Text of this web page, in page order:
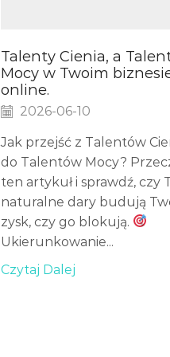
Talenty Cienia, a
Mocy w Twoim
online.
2026-06-10
Jak przejść z Talentów
do Talentów Mocy?
ten artykuł i sprawdź, czy
naturalne dary budują
zysk, czy go blokują.
Ukierunkowanie...
Czytaj Dalej